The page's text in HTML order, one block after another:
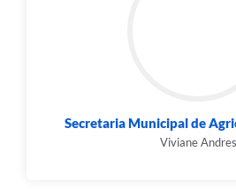
Secretaria Municipal de
Viviane Andres